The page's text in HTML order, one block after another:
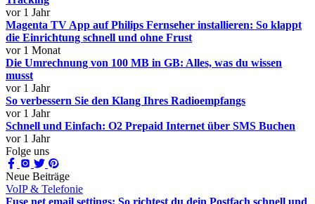
vor 1 Jahr
Magenta TV App auf Philips Fernseher installieren: So klappt
die Einrichtung schnell und ohne Frust
vor 1 Monat
Die Umrechnung von 100 MB in GB: Alles, was du wissen
musst
vor 1 Jahr
So verbessern Sie den Klang Ihres Radioempfangs
vor 1 Jahr
Schnell und Einfach: O2 Prepaid Internet über SMS Buchen
vor 1 Jahr
Folge uns
Neue Beiträge
VoIP & Telefonie
Fuse net email settings: So richtest du dein Postfach schnell und